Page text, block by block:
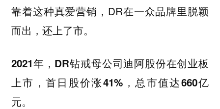
靠着这种真爱营销，DR在一众品牌里脱颖
而出，还上了市。
2021年，DR钻戒母公司迪阿股份在创业板
上市，首日股价涨41%，总市值达660亿
元。